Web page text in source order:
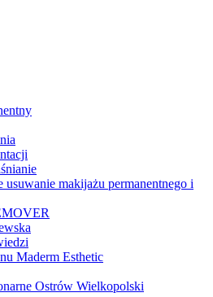
usuwanie makijażu permanentnego i
Maderm Esthetic
Ostrów Wielkopolski